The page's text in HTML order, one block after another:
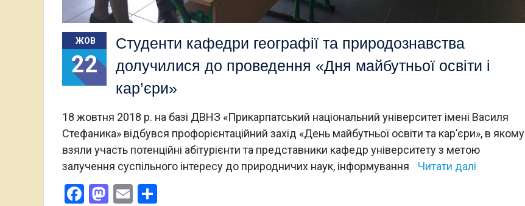
ЖОВ
22
Студенти кафедри географії та природознавства
долучилися до проведення «Дня майбутньої освіти і
кар’єри»
18 жовтня 2018 р. на базі ДВНЗ «Прикарпатський національний університет імені Василя
Стефаника» відбувся профорієнтаційний захід «День майбутньої освіти та кар’єри», в якому
взяли участь потенційні абітурієнти та представники кафедр університету з метою
залучення суспільного інтересу до природничих наук, інформування
Читати далі
Facebook
Mastodon
Email